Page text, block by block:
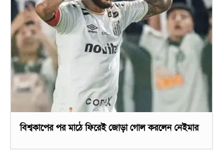
বিশ্বকাপের পর মাঠে ফিরেই জোড়া গোল করলেন নেইমার